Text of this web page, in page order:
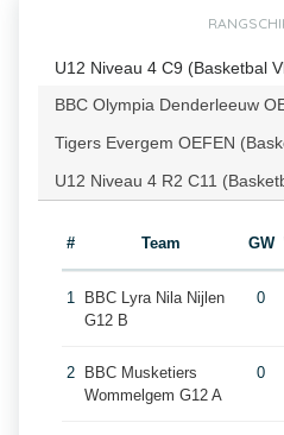
U12 Niveau 4 C9 (Basketbal
BBC Olympia Denderleeuw
Tigers Evergem OEFEN
U12 Niveau 4 R2 C11
# Team GW
1
BBC Lyra Nila Nijlen
G12 B
0
2
BBC Musketiers
Wommelgem G12 A
0